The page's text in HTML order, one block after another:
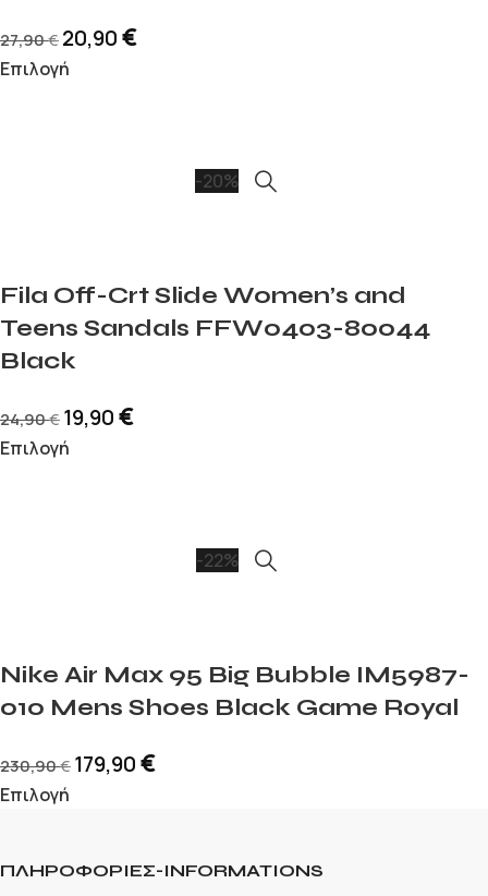
27,90€ 20,90€
Επιλογή
-20%
Fila Off-Crt Slide Women’s and
Teens Sandals FFW0403-80044
Black
24,90€ 19,90€
Επιλογή
-22%
Nike Air Max 95 Big Bubble IM5987-
010 Mens Shoes Black Game Royal
230,90€ 179,90€
Επιλογή
ΠΛΗΡΟΦΟΡΙΕΣ-INFORMATIONS